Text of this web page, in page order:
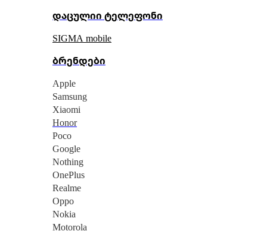
დაცულიი ტელეფონი
SIGMA mobile
ბრენდები
Apple
Samsung
Xiaomi
Honor
Poco
Google
Nothing
OnePlus
Realme
Oppo
Nokia
Motorola